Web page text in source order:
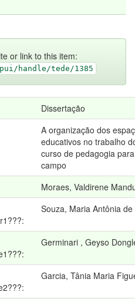
or link to this item:
handle/tede/1385
Dissertação
A organização dos
educativos no trabalho
curso de pedagogia
campo
Moraes, Valdirene
Souza, Maria Antônia de
Germinari , Geyso
Garcia, Tânia Maria